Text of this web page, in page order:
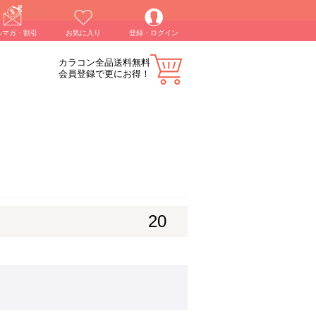
マガ・割引 お気に入り 登録・ログイン
カラコン全品送料無料
会員登録で更にお得！
20